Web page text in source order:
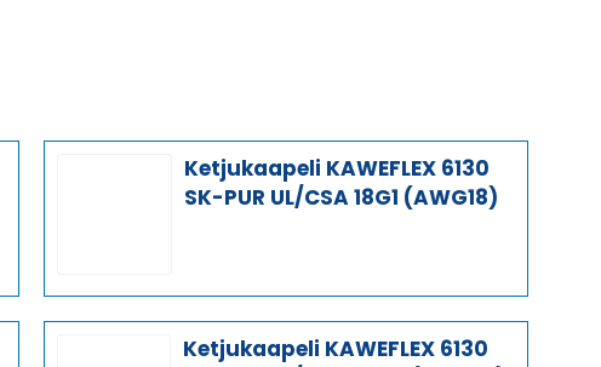
Ketjukaapeli KAWEFLEX 6130
SK-PUR UL/CSA 18G1 (AWG18)
Ketjukaapeli KAWEFLEX 6130